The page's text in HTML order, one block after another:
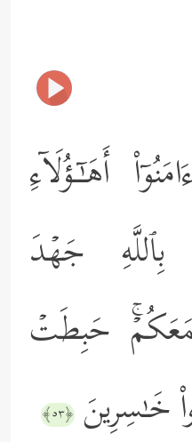
أَهَـٰۤـؤُلَاۤءِ
بِٱللَّهِ جَهۡدَ
حَبِطَتۡ
خَـٰسِرِینَ ﴿٥٣﴾